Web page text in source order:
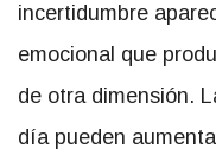
incertidumbre
emocional que
de otra dimensión.
día pueden